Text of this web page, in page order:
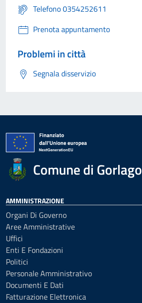
Telefono 0354252611
Prenota appuntamento
Problemi in città
Segnala disservizio
Comune di Gorlago
AMMINISTRAZIONE
Organi Di Governo
Aree Amministrative
Uffici
Enti E Fondazioni
Politici
Personale Amministrativo
Documenti E Dati
Fatturazione Elettronica